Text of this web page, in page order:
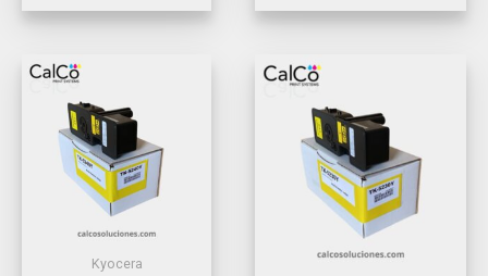
Kyocera